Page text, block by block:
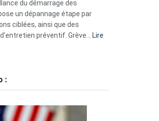
eufy
du démarrage des
un dépannage étape par
ciblées, ainsi que des
préventif. Grève…
Lire
: